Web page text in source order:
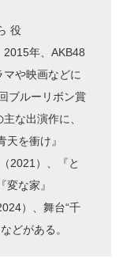
役
年、AKB48
や映画などに
ブルーリボン賞
な出演作に、
を衝け』
2021）、『と
な家』
）、舞台“千
どがある。